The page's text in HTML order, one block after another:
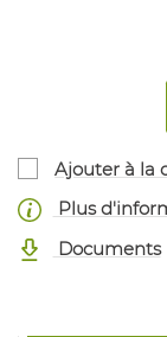
Ajouter à la
Plus
Documents